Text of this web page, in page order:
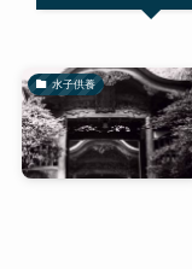
水子供養